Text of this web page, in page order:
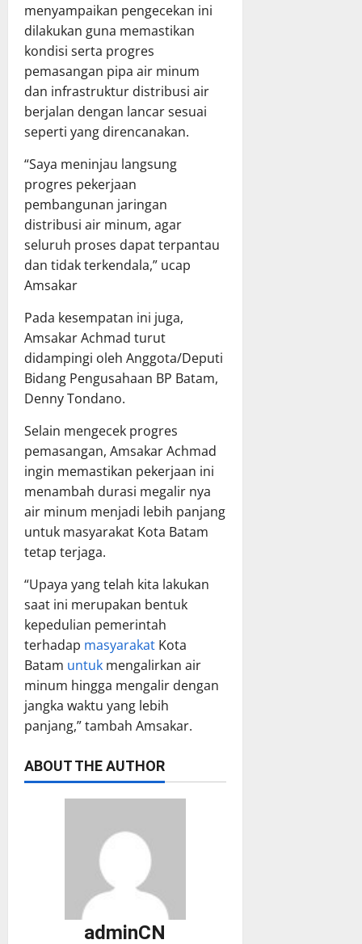
menyampaikan pengecekan ini
dilakukan guna memastikan
kondisi serta progres
pemasangan pipa air minum
dan infrastruktur distribusi air
berjalan dengan lancar sesuai
seperti yang direncanakan.
“Saya meninjau langsung
progres pekerjaan
pembangunan jaringan
distribusi air minum, agar
seluruh proses dapat terpantau
dan tidak terkendala,” ucap
Amsakar
Pada kesempatan ini juga,
Amsakar Achmad turut
didampingi oleh Anggota/Deputi
Bidang Pengusahaan BP Batam,
Denny Tondano.
Selain mengecek progres
pemasangan, Amsakar Achmad
ingin memastikan pekerjaan ini
menambah durasi megalir nya
air minum menjadi lebih panjang
untuk masyarakat Kota Batam
tetap terjaga.
“Upaya yang telah kita lakukan
saat ini merupakan bentuk
kepedulian pemerintah
terhadap masyarakat Kota
Batam untuk mengalirkan air
minum hingga mengalir dengan
jangka waktu yang lebih
panjang,” tambah Amsakar.
ABOUT THE AUTHOR
adminCN